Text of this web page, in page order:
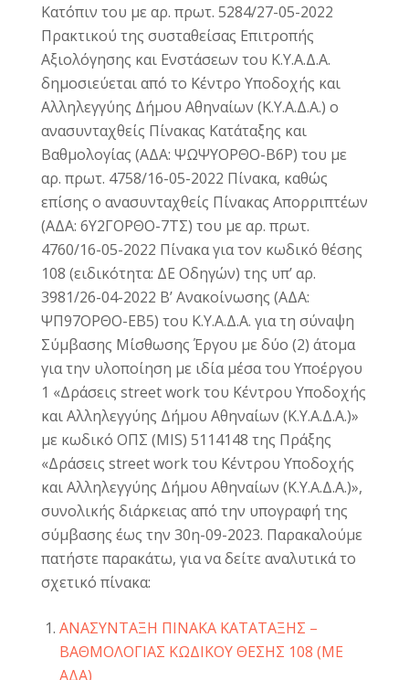
Κατόπιν του με αρ. πρωτ. 5284/27-05-2022
Πρακτικού της συσταθείσας Επιτροπής
Αξιολόγησης και Ενστάσεων του Κ.Υ.Α.Δ.Α.
δημοσιεύεται από το Κέντρο Υποδοχής και
Αλληλεγγύης Δήμου Αθηναίων (Κ.Υ.Α.Δ.Α.) ο
ανασυνταχθείς Πίνακας Κατάταξης και
Βαθμολογίας (ΑΔΑ: ΨΩΨΥΟΡΘΟ-Β6Ρ) του με
αρ. πρωτ. 4758/16-05-2022 Πίνακα, καθώς
επίσης ο ανασυνταχθείς Πίνακας Απορριπτέων
(ΑΔΑ: 6Υ2ΓΟΡΘΟ-7ΤΣ) του με αρ. πρωτ.
4760/16-05-2022 Πίνακα για τον κωδικό θέσης
108 (ειδικότητα: ΔΕ Οδηγών) της υπ’ αρ.
3981/26-04-2022 Β’ Ανακοίνωσης (ΑΔΑ:
ΨΠ97ΟΡΘΟ-ΕΒ5) του Κ.Υ.Α.Δ.Α. για τη σύναψη
Σύμβασης Μίσθωσης Έργου με δύο (2) άτομα
για την υλοποίηση με ιδία μέσα του Υποέργου
1 «Δράσεις street work του Κέντρου Υποδοχής
και Αλληλεγγύης Δήμου Αθηναίων (Κ.Υ.Α.Δ.Α.)»
με κωδικό ΟΠΣ (MIS) 5114148 της Πράξης
«Δράσεις street work του Κέντρου Υποδοχής
και Αλληλεγγύης Δήμου Αθηναίων (Κ.Υ.Α.Δ.Α.)»,
συνολικής διάρκειας από την υπογραφή της
σύμβασης έως την 30η-09-2023. Παρακαλούμε
πατήστε παρακάτω, για να δείτε αναλυτικά το
σχετικό πίνακα:
ΑΝΑΣΥΝΤΑΞΗ ΠΙΝΑΚΑ ΚΑΤΑΤΑΞΗΣ –
ΒΑΘΜΟΛΟΓΙΑΣ ΚΩΔΙΚΟΥ ΘΕΣΗΣ 108 (ΜΕ
ΑΔΑ)